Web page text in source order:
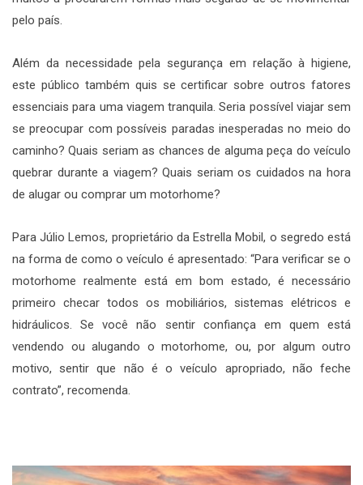
pelo país.
Além da necessidade pela segurança em relação à higiene,
este público também quis se certificar sobre outros fatores
essenciais para uma viagem tranquila. Seria possível viajar sem
se preocupar com possíveis paradas inesperadas no meio do
caminho? Quais seriam as chances de alguma peça do veículo
quebrar durante a viagem? Quais seriam os cuidados na hora
de alugar ou comprar um motorhome?
Para Júlio Lemos, proprietário da Estrella Mobil, o segredo está
na forma de como o veículo é apresentado: “Para verificar se o
motorhome realmente está em bom estado, é necessário
primeiro checar todos os mobiliários, sistemas elétricos e
hidráulicos. Se você não sentir confiança em quem está
vendendo ou alugando o motorhome, ou, por algum outro
motivo, sentir que não é o veículo apropriado, não feche
contrato”, recomenda.